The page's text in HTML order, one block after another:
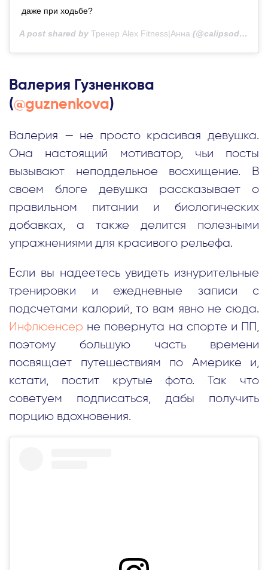
даже при ходьбе?
A post shared by Тренер Alex Fitness|Анна (@calipsodellmar) on
Валерия Гузненкова
(@guznenkova)
Валерия — не просто красивая девушка.
Она настоящий мотиватор, чьи посты
вызывают неподдельное восхищение. В
своем блоге девушка рассказывает о
правильном питании и биологических
добавках, а также делится полезными
упражнениями для красивого рельефа.
Если вы надеетесь увидеть изнурительные
тренировки и ежедневные записи с
подсчетами калорий, то вам явно не сюда.
Инфлюенсер не повернута на спорте и ПП,
поэтому большую часть времени
посвящает путешествиям по Америке и,
кстати, постит крутые фото. Так что
советуем подписаться, дабы получить
порцию вдохновения.